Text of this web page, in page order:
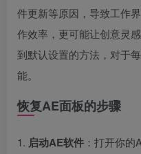
件更新等原因，导致工作
作效率，更可能让创意灵
到默认设置的方法，对于
能。
恢复AE面板的步骤
1. 启动AE软件 ：打开你